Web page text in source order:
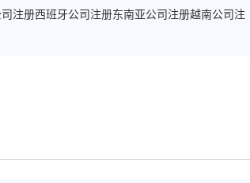
注册西班牙公司注册东南亚公司注册越南公司注